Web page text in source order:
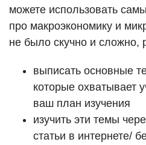
можете использовать
про макроэкономику и
не было скучно и сложно,
выписать основные
которые охватывает
ваш план изучения
изучить эти темы
статьи в интернете/